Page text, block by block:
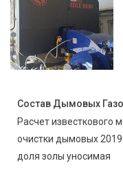
Состав Дымовых
Расчет известкового
очистки дымовых
доля золы уносимая